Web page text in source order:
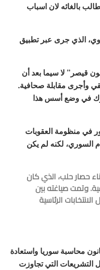
بالغائه لان اسباب
الذي جرى عبر تطبيق
قيصر” لا سيما بعد أن
وأجرى مقابلة صحافية.
في وضع أسس هذا
في منظومة العقوبات
السوري، لكنه لم يكن
حصار حلب، الذي كان
وتمت صياغته بين
أي قبل الانتخابات الرئاسية
محاسبة سوريا واستعادة
التشريعات التي تجاوزت